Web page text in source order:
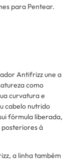
para Pentear.
Antifrizz une a
como
curvatura e
cabelo nutrido
fórmula liberada,
à
a linha também